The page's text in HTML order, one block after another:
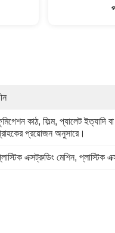
কাঠ, ফিল্ম, প্যালেট ইত্যাদি বা
প্রয়োজন অনুসারে।
এক্সট্রুডিং মেশিন, প্লাস্টিক